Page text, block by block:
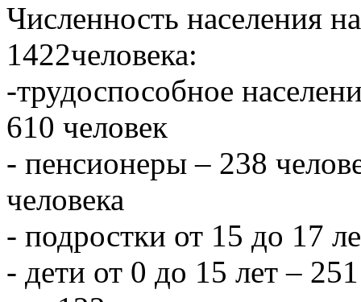
Численность населения
1422человека:
-трудоспособное
610 человек
- пенсионеры – 238
человека
- подростки от 15 до 17
- дети от 0 до 15 лет –